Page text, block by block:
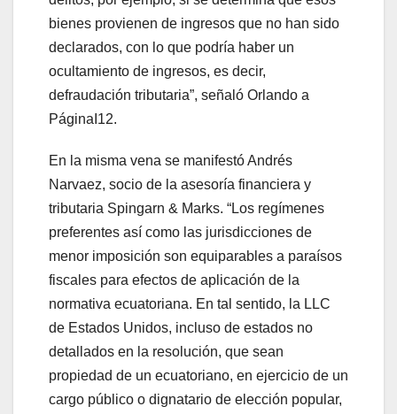
bienes provienen de ingresos que no han sido
declarados, con lo que podría haber un
ocultamiento de ingresos, es decir,
defraudación tributaria”, señaló Orlando a
PáginaI12.
En la misma vena se manifestó Andrés
Narvaez, socio de la asesoría financiera y
tributaria Spingarn & Marks. “Los regímenes
preferentes así como las jurisdicciones de
menor imposición son equiparables a paraísos
fiscales para efectos de aplicación de la
normativa ecuatoriana. En tal sentido, la LLC
de Estados Unidos, incluso de estados no
detallados en la resolución, que sean
propiedad de un ecuatoriano, en ejercicio de un
cargo público o dignatario de elección popular,